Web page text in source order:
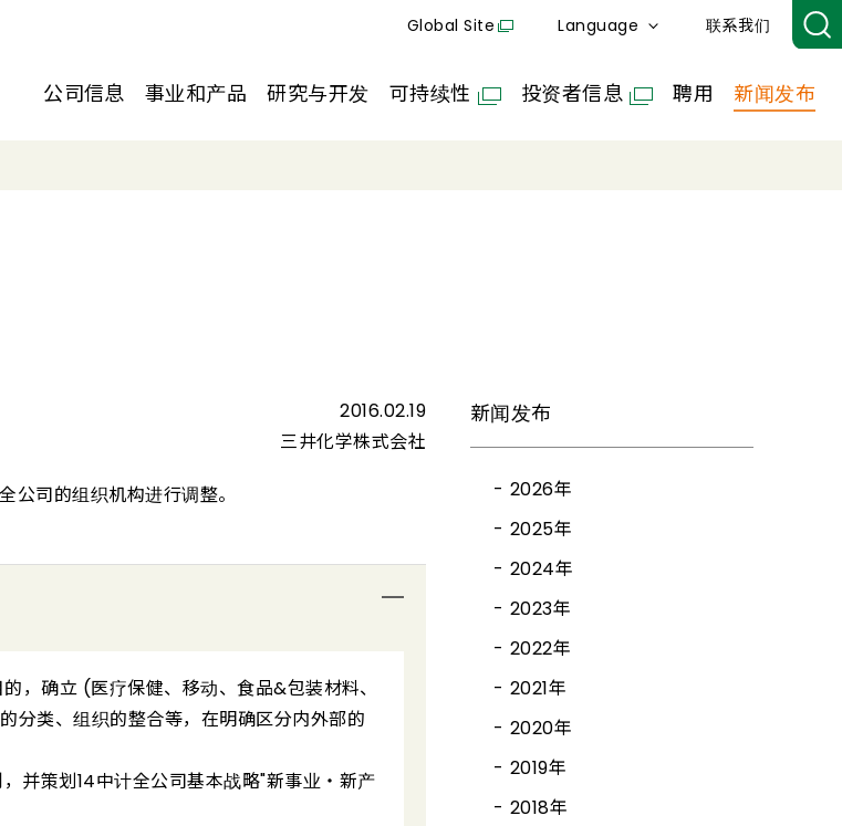
Global Site Language 联系我们
公司信息 事业和产品 研究与开发 可持续性 投资者信息 聘用 新闻发布
2016.02.19
三井化学株式会社
公司的组织机构进行调整。
，确立 (医疗保健、移动、食品&包装材料、
分类、组织的整合等，在明确区分内外部的
并策划14中计全公司基本战略"新事业・新产
新闻发布
2026年
2025年
2024年
2023年
2022年
2021年
2020年
2019年
2018年